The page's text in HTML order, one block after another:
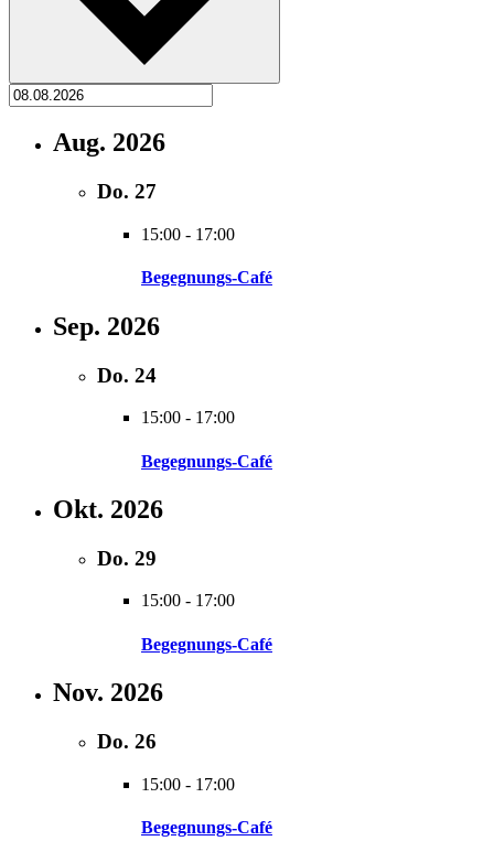
Aug. 2026
Do. 27
15:00 - 17:00
Begegnungs-Café
Sep. 2026
Do. 24
15:00 - 17:00
Begegnungs-Café
Okt. 2026
Do. 29
15:00 - 17:00
Begegnungs-Café
Nov. 2026
Do. 26
15:00 - 17:00
Begegnungs-Café